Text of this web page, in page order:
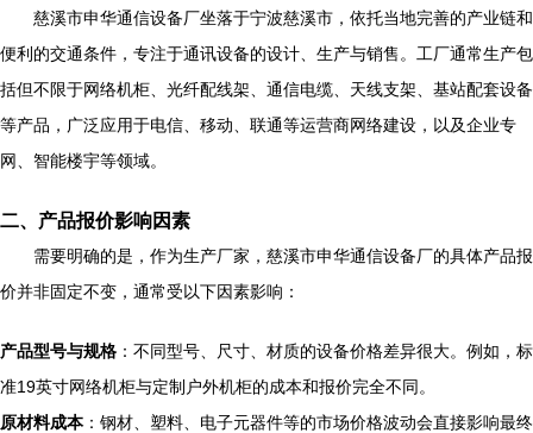
慈溪市申华通信设备厂坐落于宁波慈溪市，依托当地完善的产业链和
便利的交通条件，专注于通讯设备的设计、生产与销售。工厂通常生产包
括但不限于网络机柜、光纤配线架、通信电缆、天线支架、基站配套设备
等产品，广泛应用于电信、移动、联通等运营商网络建设，以及企业专
网、智能楼宇等领域。
二、产品报价影响因素
需要明确的是，作为生产厂家，慈溪市申华通信设备厂的具体产品报
价并非固定不变，通常受以下因素影响：
产品型号与规格 ：不同型号、尺寸、材质的设备价格差异很大。例如，标
准19英寸网络机柜与定制户外机柜的成本和报价完全不同。
原材料成本：钢材、塑料、电子元器件等的市场价格波动会直接影响最终